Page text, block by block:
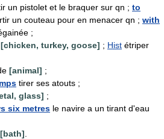
un pistolet et le braquer sur qn ; to
un couteau pour en menacer qn ; with
;
[chicken, turkey, goose] ; Hist étriper
[animal] ;
tirer ses atouts ;
glass] ;
six metres le navire a un tirant d'eau
[bath]